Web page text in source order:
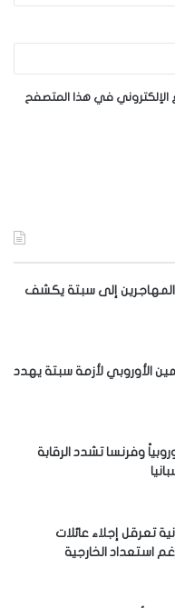
الإلكتروني في هذا المتصفح
إلى سبتة يكشف
الأوروبي لأزمة سبتة يهدد
وفرنسا تشدد الرقابة
تعرقل إجلاء عائلات
استعداد الخارجية